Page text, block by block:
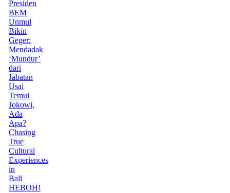
Presiden
BEM
Unmul
Bikin
Geger:
Mendadak
‘Mundur’
dari
Jabatan
Usai
Temui
Jokowi,
Ada
Apa?
Chasing
True
Cultural
Experiences
in
Bali
HEBOH!